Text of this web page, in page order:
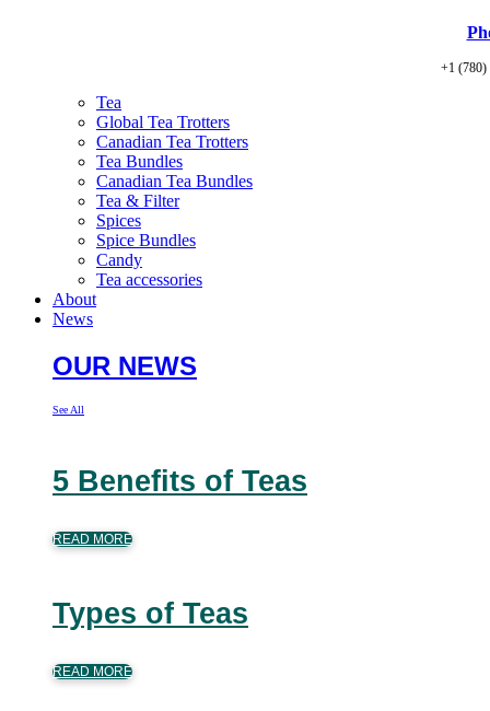
+1 (780)
Tea
Global Tea Trotters
Canadian Tea Trotters
Tea Bundles
Canadian Tea Bundles
Tea & Filter
Spices
Spice Bundles
Candy
Tea accessories
About
News
OUR NEWS
See All
5 Benefits of Teas
READ MORE
Types of Teas
READ MORE